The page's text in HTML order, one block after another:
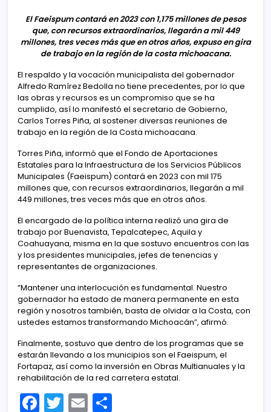
El Faeispum contará en 2023 con 1,175 millones de pesos
que, con recursos extraordinarios, llegarán a mil 449
millones, tres veces más que en otros años, expuso en gira
de trabajo en la región de la costa michoacana.
El respaldo y la vocación municipalista del gobernador
Alfredo Ramírez Bedolla no tiene precedentes, por lo que
las obras y recursos es un compromiso que se ha
cumplido, así lo manifestó el secretario de Gobierno,
Carlos Torres Piña, al sostener diversas reuniones de
trabajo en la región de la Costa michoacana.
Torres Piña, informó que el Fondo de Aportaciones
Estatales para la Infraestructura de los Servicios Públicos
Municipales (Faeispum) contará en 2023 con mil 175
millones que, con recursos extraordinarios, llegarán a mil
449 millones, tres veces más que en otros años.
El encargado de la política interna realizó una gira de
trabajo por Buenavista, Tepalcatepec, Aquila y
Coahuayana, misma en la que sostuvo encuentros con las
y los presidentes municipales, jefes de tenencias y
representantes de organizaciones.
“Mantener una interlocución es fundamental. Nuestro
gobernador ha estado de manera permanente en esta
región y nosotros también, basta de olvidar a la Costa, con
ustedes estamos transformando Michoacán”, afirmó.
Finalmente, sostuvo que dentro de los programas que se
estarán llevando a los municipios son el Faeispum, el
Fortapaz, así como la inversión en Obras Multianuales y la
rehabilitación de la red carretera estatal.
F T E